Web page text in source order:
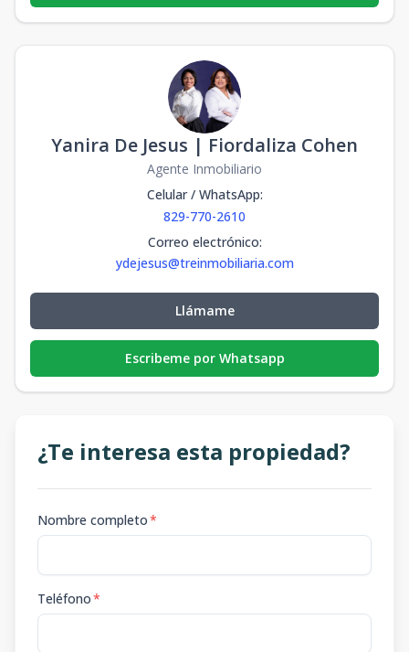
Yanira De Jesus | Fiordaliza Cohen
Agente Inmobiliario
Celular / WhatsApp:
829-770-2610
Correo electrónico:
ydejesus@treinmobiliaria.com
Llámame
Escribeme por Whatsapp
¿Te interesa esta propiedad?
Nombre completo*
Teléfono*